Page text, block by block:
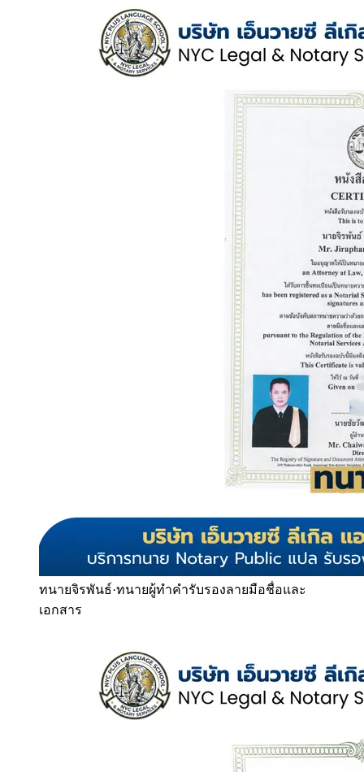
ทนายจิรพันธ์·ทนายผู้ทำคำรับรองลายมือชื่อและ
เอกสาร